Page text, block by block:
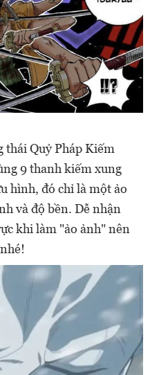
Quỷ Pháp Kiếm
9 thanh kiếm xung
hình, đó chỉ là một ảo
và độ bền. Dễ nhận
khi làm "ảo ảnh" nên